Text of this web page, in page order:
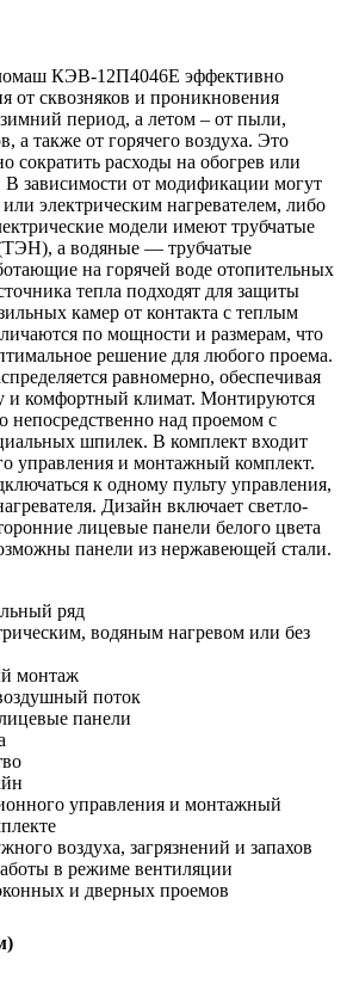
КЭВ-12П4046Е эффективно
сквозняков и проникновения
период, а летом – от пыли,
а также от горячего воздуха. Это
сократить расходы на обогрев или
зависимости от модификации могут
электрическим нагревателем, либо
модели имеют трубчатые
(ТЭН), а водяные — трубчатые
на горячей воде отопительных
тепла подходят для защиты
камер от контакта с теплым
по мощности и размерам, что
решение для любого проема.
равномерно, обеспечивая
и комфортный климат. Монтируются
непосредственно над проемом с
шпилек. В комплект входит
управления и монтажный комплект.
к одному пульту управления,
Дизайн включает светло-
лицевые панели белого цвета
панели из нержавеющей стали.
ряд
водяным нагревом или без
монтаж
поток
панели
управления и монтажный
воздуха, загрязнений и запахов
в режиме вентиляции
и дверных проемов